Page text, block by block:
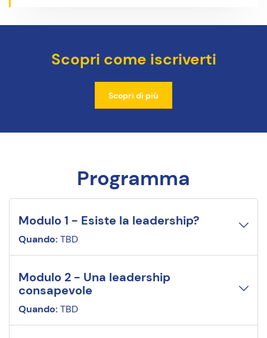
Scopri come iscriverti
Scopri di più
Programma
Modulo 1 - Esiste la leadership?
Quando: TBD
Modulo 2 - Una leadership
consapevole
Quando: TBD